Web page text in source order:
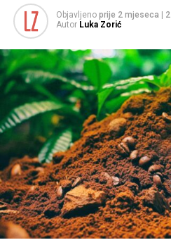
Objavljeno prije 2 mjeseca
Autor Luka Zorić